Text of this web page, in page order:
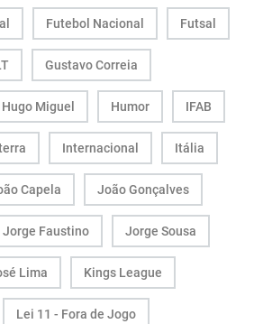
Futebol Nacional Futsal
Gustavo Correia
Hugo Miguel Humor IFAB
Internacional Itália
Capela João Gonçalves
Jorge Faustino Jorge Sousa
Lima Kings League
Lei 11 - Fora de Jogo